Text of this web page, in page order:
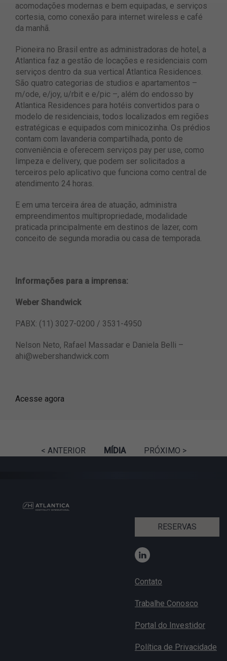
acomodações modernas e bem equipadas, e serviços
cortesia, como conexão para internet wireless e café
da manhã.
Pioneira no Brasil entre as administradoras de hotel, a
Atlantica faz a gestão de locações e residenciais com
serviços dentro da sua vertical Atlantica Residences.
São quatro categorias de studios e apartamentos –
m/ode, e/joy, u/rbit e e/pic –, além do endosso by
Atlantica Residences para hotéis convertidos para o
modelo de residenciais, todos localizados em regiões
estratégicas e equipados com minicozinha. Os prédios
contam com lavanderia compartilhada, ponto de
conveniência e oferecem serviços pay per use, como
limpeza e delivery, que podem ser solicitados a
terceiros pelo aplicativo que funciona como central de
atendimento 24 horas.
E em uma terceira área de atuação, administra
empreendimentos multipropriedade, modalidade
praticada principalmente em destinos de lazer, com
conceito de segunda moradia ou casa de temporada.
Informações para a imprensa:
Weber Shandwick
PABX: (11) 3027-0200 / 3531-4950
Nelson Neto, Rafael Massadar e Daniela Belli –
ahi@webershandwick.com
Acesse agora
< ANTERIOR MÍDIA PRÓXIMO >
RESERVAS
Contato
Trabalhe Conosco
Portal do Investidor
Política de Privacidade